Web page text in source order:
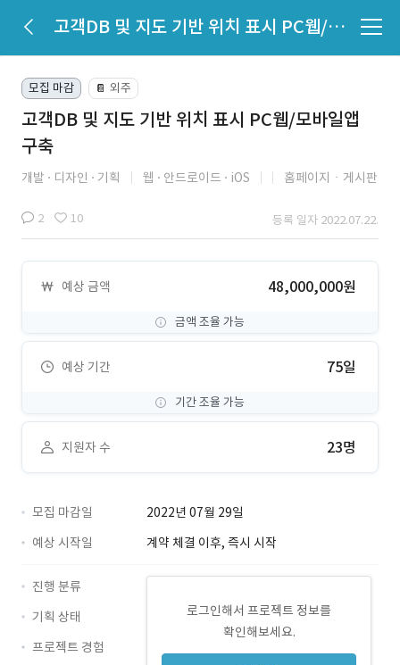
고객DB 및 지도 기반 위치 표시 PC웹/모바일앱 구축
모집 마감 📔 외주
고객DB 및 지도 기반 위치 표시 PC웹/모바일앱
구축
개발 디자인 기획 웹 안드로이드 iOS 홈페이지ㆍ게시판
2 10 등록 일자 2022.07.22.
예상 금액 48,000,000원
금액 조율 가능
예상 기간 75일
기간 조율 가능
지원자 수 23명
모집 마감일
2022년 07월 29일
예상 시작일
계약 체결 이후, 즉시 시작
로그인해서 프로젝트 정보를
확인해보세요.
진행 분류
기획 상태
프로젝트 경험